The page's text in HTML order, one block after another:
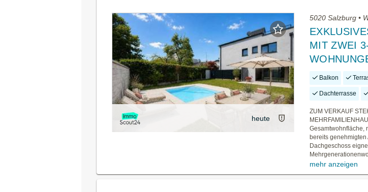
heute
5020 Salzburg •
MIT ZWEI
Balkon
Dachterrasse
ZUM VERKAUF
Gesamtwohnfläche,
bereits genehmigten
Dachgeschoss
mehr anzeigen